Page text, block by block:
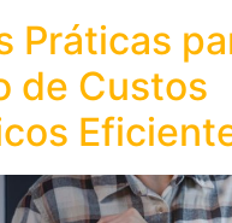
Práticas
de Custos